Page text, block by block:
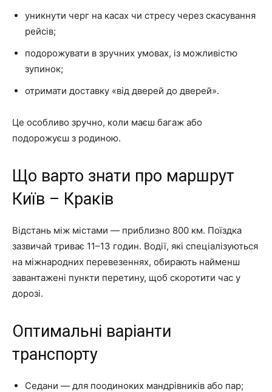
уникнути черг на касах чи стресу через скасування
рейсів;
подорожувати в зручних умовах, із можливістю
зупинок;
отримати доставку «від дверей до дверей».
Це особливо зручно, коли маєш багаж або
подорожуєш з родиною.
Що варто знати про маршрут
Київ – Краків
Відстань між містами — приблизно 800 км. Поїздка
зазвичай триває 11–13 годин. Водії, які спеціалізуються
на міжнародних перевезеннях, обирають найменш
завантажені пункти перетину, щоб скоротити час у
дорозі.
Оптимальні варіанти
транспорту
Седани — для поодиноких мандрівників або пар;